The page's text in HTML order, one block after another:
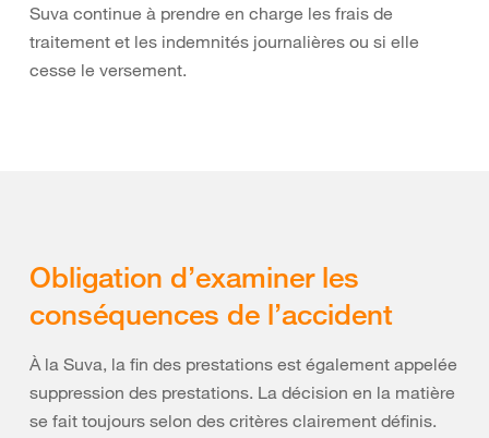
Suva continue à prendre en charge les frais de
traitement et les indemnités journalières ou si elle
cesse le versement.
Obligation d’examiner les
conséquences de l’accident
À la Suva, la fin des prestations est également appelée
suppression des prestations. La décision en la matière
se fait toujours selon des critères clairement définis.